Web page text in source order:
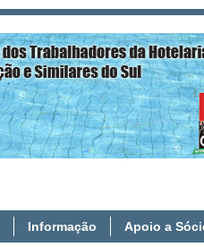
Informação Apoio a